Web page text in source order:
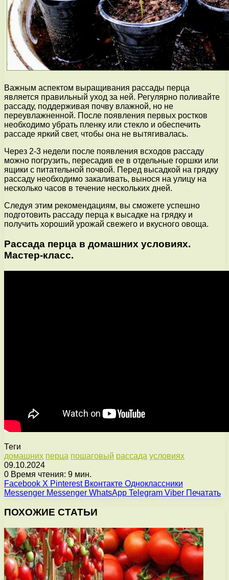
Важным аспектом выращивания рассады перца
является правильный уход за ней. Регулярно поливайте
рассаду, поддерживая почву влажной, но не
переувлажненной. После появления первых ростков
необходимо убрать пленку или стекло и обеспечить
рассаде яркий свет, чтобы она не вытягивалась.
Через 2-3 недели после появления всходов рассаду
можно погрузить, пересадив ее в отдельные горшки или
ящики с питательной почвой. Перед высадкой на грядку
рассаду необходимо закаливать, вынося на улицу на
несколько часов в течение нескольких дней.
Следуя этим рекомендациям, вы сможете успешно
подготовить рассаду перца к высадке на грядку и
получить хороший урожай свежего и вкусного овоща.
Рассада перца в домашних условиях.
Мастер-класс.
Теги
домашних перца пошаговый рассада условиях
09.10.2024
0 Время чтения: 9 мин.
Facebook X Pinterest Вконтакте Одноклассники
Messenger Messenger WhatsApp Telegram Viber Печатать
ПОХОЖИЕ СТАТЬИ